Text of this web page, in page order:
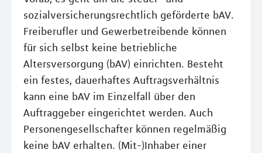
sozialversicherungsrechtlich geförderte bAV.
Freiberufler und Gewerbetreibende können
für sich selbst keine betriebliche
Altersversorgung (bAV) einrichten. Besteht
ein festes, dauerhaftes Auftragsverhältnis
kann eine bAV im Einzelfall über den
Auftraggeber eingerichtet werden. Auch
Personengesellschafter können regelmäßig
keine bAV erhalten. (Mit-)Inhaber einer